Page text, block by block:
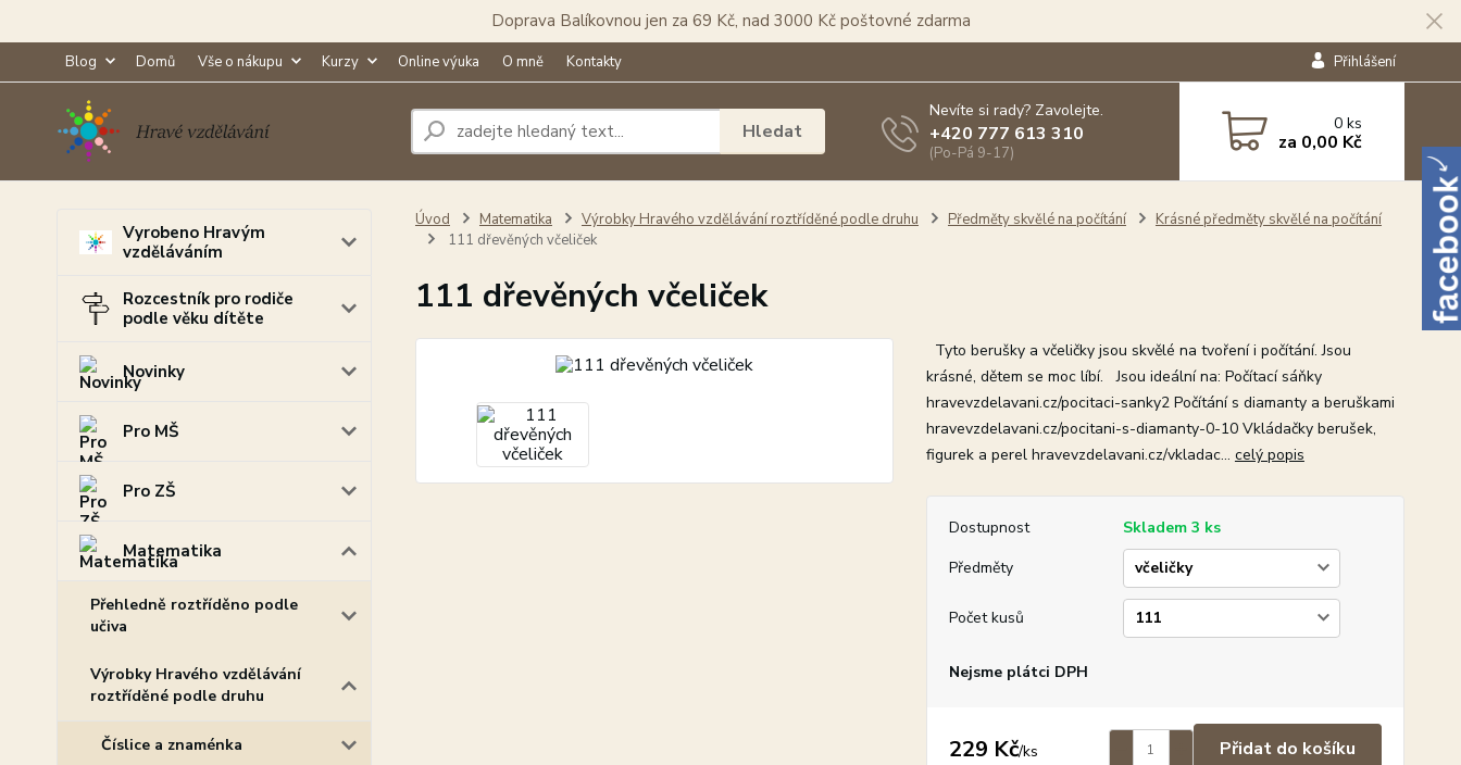
Doprava Balíkovnou jen za 69 Kč, nad 3000 Kč poštovné zdarma
Blog Domů Vše o nákupu Kurzy Online výuka O mně Kontakty Přihlášení
Hledat
Nevíte si rady? Zavolejte.
+420 777 613 310
(Po-Pá 9-17)
0ks
za 0,00 Kč
Vyrobeno Hravým
vzděláváním
Rozcestník pro rodiče
podle věku dítěte
Novinky
Pro MŠ
Pro ZŠ
Matematika
Přehledně roztříděno podle
učiva
Výrobky Hravého vzdělávání
roztříděné podle druhu
Číslice a znaménka
Úvod Matematika Výrobky Hravého vzdělávání roztříděné podle druhu Předměty skvělé na počítání
Krásné předměty skvělé na počítání
111 dřevěných včeliček
111 dřevěných včeliček
Tyto berušky a včeličky jsou skvělé na tvoření i počítání. Jsou
krásné, dětem se moc líbí. Jsou ideální na: Počítací sáňky
hravevzdelavani.cz/pocitaci-sanky2 Počítání s diamanty a beruškami
hravevzdelavani.cz/pocitani-s-diamanty-0-10 Vkládačky berušek,
figurek a perel hravevzdelavani.cz/vkladac... celý popis
Dostupnost
Skladem 3 ks
Předměty
Počet kusů
Nejsme plátci DPH
229 Kč/ks Přidat do košíku